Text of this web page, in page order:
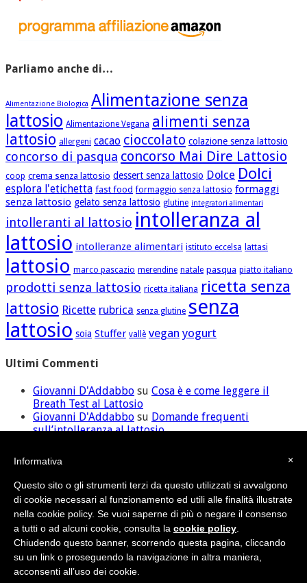
Parliamo anche di…
Alimentazione Biologica Alimentazione senza
lattosio Alimentazione Vegana alimenti senza
lattosio allergeni cacao cioccolato colazione senza lattosio
concorso di pasqua concorso Mai Dire Lattosio
coop crema senza lattosio dessert senza lattosio Dolce Dolci
esplora l'etichetta fast food formaggio senza lattosio formaggi
senza lattosio gelato senza lattosio glutine integratori alimentari
intolleranti al lattosio intolleranza al
lattosio intolleranze alimentari istituto eccelsa lattasi
lattosio marco pascazio merendine natale pasqua piatto italiano
prodotti senza lattosio ricetta italiana ricetta senza
lattosio Ricette rubrica senza glutine senza
lattosio soia Stuffer vallè vegan yogurt
Ultimi Commenti
Giovanni D'Addabbo su Cosa è e come leggere il
Breath Test al Lattosio
Giovanni D'Addabbo su Domande frequenti
sull’intolleranza al lattosio
lattosio
Davidsu
Lattosio
Giovanni D'AddabbosuDomande frequenti
sull’intolleranza al lattosio
Credit •Sitemap
© Nutras Srl - Via della Pace, 279 - 62100 Macerata (MC) | P.IVA
02038670432
×
Informativa
Questo sito o gli strumenti terzi da questo utilizzati si avvalgono
di cookie necessari al funzionamento ed utili alle finalità illustrate
nella cookie policy. Se vuoi saperne di più o negare il consenso
a tutti o ad alcuni cookie, consulta la cookie policy
Chiudendo questo banner, scorrendo questa pagina, cliccando
su un link o proseguendo la navigazione in altra maniera,
acconsenti all’uso dei cookie.